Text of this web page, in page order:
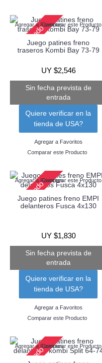
Agotado
Agregar a FavoritosComparar este Producto
Juego patines freno
traseros Kombi Bay 73-79
UY $2,546
Sin fecha prevista de
entrada
Quiere verificar en la
tienda de USA?
Agregar a Favoritos
Comparar este Producto
Agotado
Agregar a FavoritosComparar este Producto
Juego patines freno EMPI
delanteros Fusca 4x130
UY $1,830
Sin fecha prevista de
entrada
Quiere verificar en la
tienda de USA?
Agregar a Favoritos
Comparar este Producto
Agotado
Agregar a FavoritosComparar este Producto